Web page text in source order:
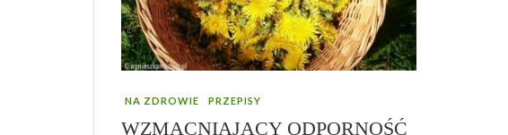
NA ZDROWIE PRZEPISY
WZMACNIAJĄCY ODPORNOŚĆ